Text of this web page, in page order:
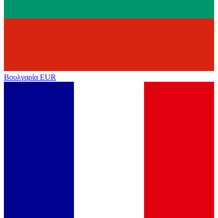
Βουλγαρία EUR